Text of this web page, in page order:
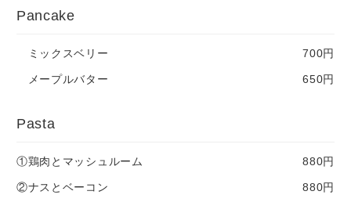
Pancake
ミックスベリー 700円
メープルバター 650円
Pasta
①鶏肉とマッシュルーム 880円
②ナスとベーコン 880円